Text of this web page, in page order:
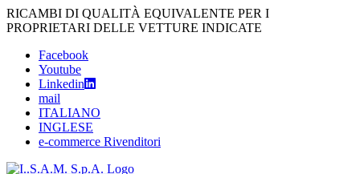
Skip
to
RICAMBI DI QUALITÀ EQUIVALENTE PER I
PROPRIETARI DELLE VETTURE INDICATE
Facebook
Youtube
Linkedin
mail
ITALIANO
INGLESE
e-commerce Rivenditori